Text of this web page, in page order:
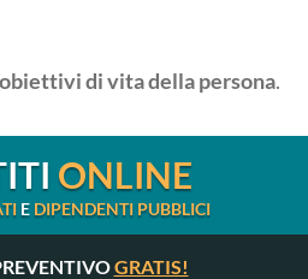
di vita della persona.
ONLINE
E DIPENDENTI PUBBLICI
GRATIS!